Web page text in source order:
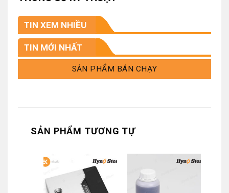
TIN XEM NHIỀU
TIN MỚI NHẤT
SẢN PHẨM BÁN CHẠY
SẢN PHẨM TƯƠNG TỰ